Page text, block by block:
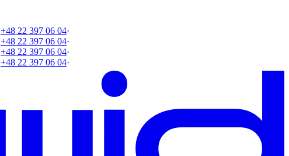
+48 22 397 06 04·
+48 22 397 06 04·
+48 22 397 06 04·
+48 22 397 06 04·